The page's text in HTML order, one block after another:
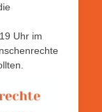
Uhr im